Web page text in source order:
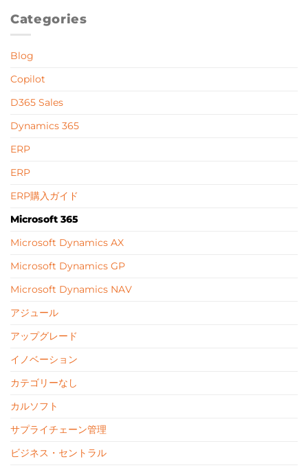
Categories
Blog
Copilot
D365 Sales
Dynamics 365
ERP
ERP
ERP購入ガイド
Microsoft 365
Microsoft Dynamics AX
Microsoft Dynamics GP
Microsoft Dynamics NAV
アジュール
アップグレード
イノベーション
カテゴリーなし
カルソフト
サプライチェーン管理
ビジネス・セントラル